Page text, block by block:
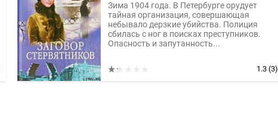
Зима 1904 года. В Петербурге орудует
тайная организация, совершающая
небывало дерзкие убийства. Полиция
сбилась с ног в поисках преступников.
Опасность и запутанность...
1.3(3)